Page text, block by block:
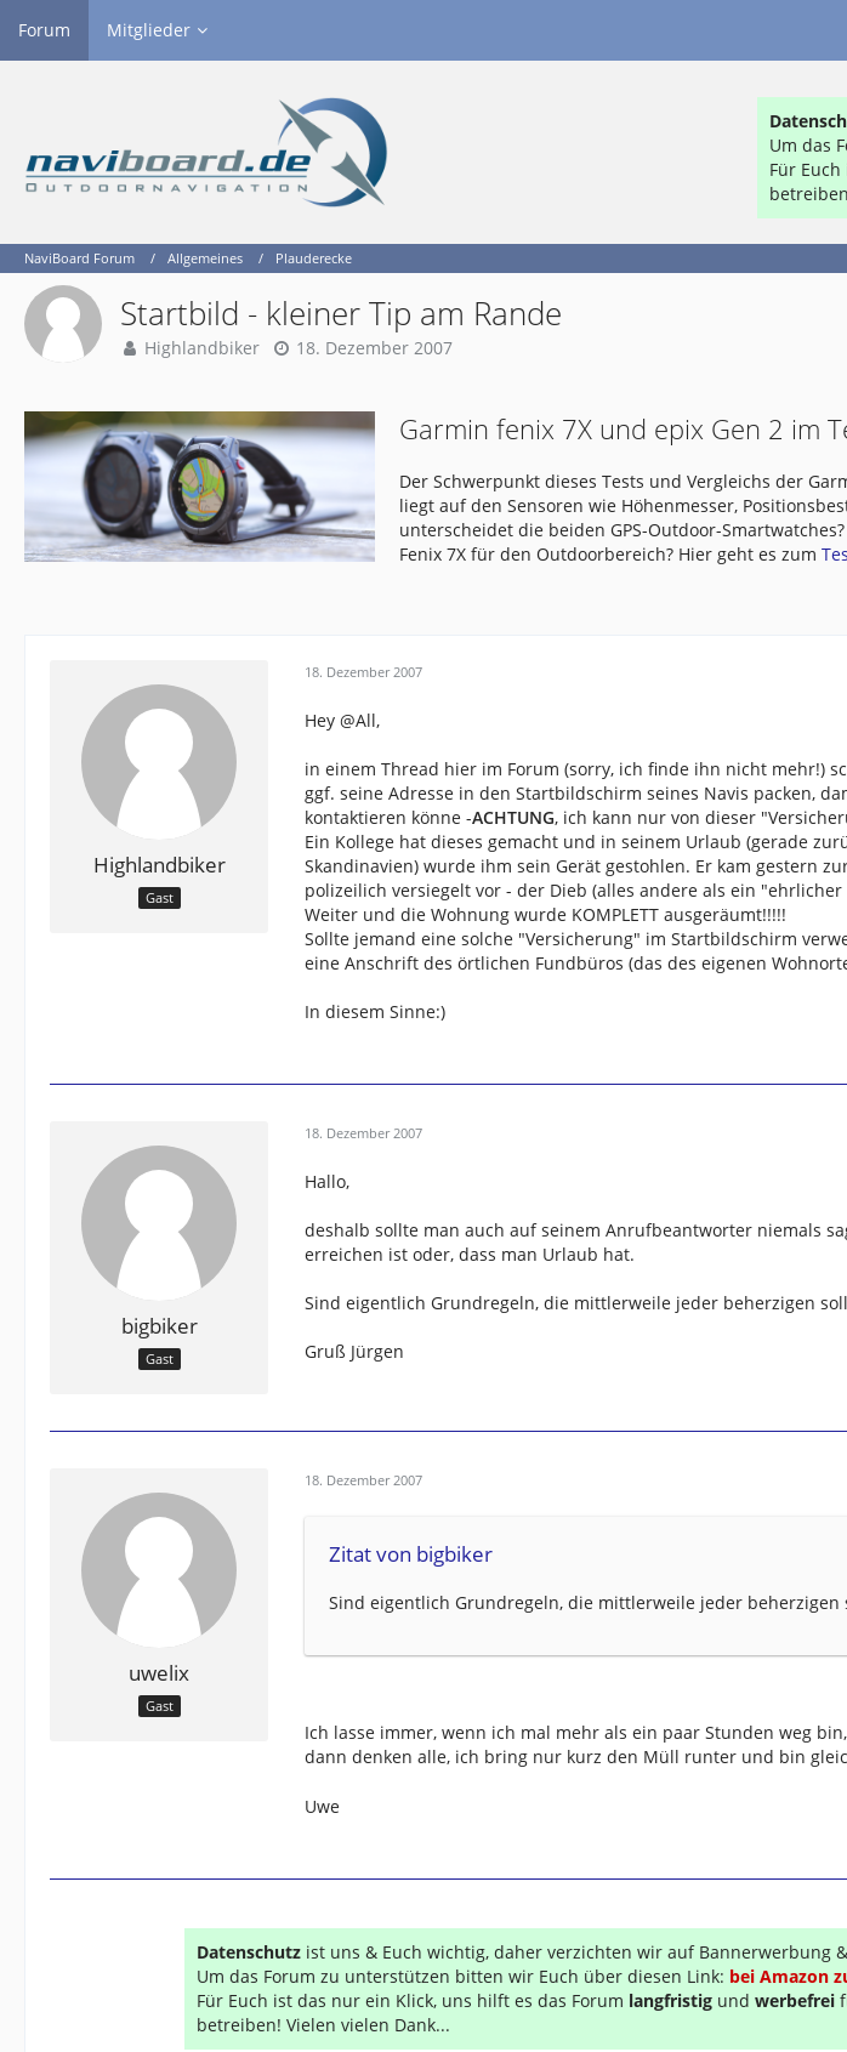
Forum Mitglieder
Um das
Für
NaviBoard Forum Allgemeines Plauderecke
Startbild - kleiner Tip am Rande
Highlandbiker 18. Dezember 2007
Garmin fenix 7X und epix Gen 2 im
Der Schwerpunkt dieses Tests und Vergleichs der
liegt auf den Sensoren wie Höhenmesser,
unterscheidet die beiden GPS-Outdoor-
Fenix 7X für den Outdoorbereich? Hier geht es zum
Highlandbiker
Gast
18. Dezember 2007
Hey @All,
in einem Thread hier im Forum (sorry, ich finde ihn nicht mehr!)
ggf. seine Adresse in den Startbildschirm seines Navis packen,
kontaktieren könne -ACHTUNG, ich kann nur von dieser
Ein Kollege hat dieses gemacht und in seinem Urlaub (gerade
Skandinavien) wurde ihm sein Gerät gestohlen. Er kam gestern
polizeilich versiegelt vor - der Dieb (alles andere als ein "ehrlicher
Weiter und die Wohnung wurde KOMPLETT ausgeräumt!!!!!
Sollte jemand eine solche "Versicherung" im Startbildschirm
eine Anschrift des örtlichen Fundbüros (das des eigenen
In diesem Sinne:)
bigbiker
Gast
18. Dezember 2007
Hallo,
deshalb sollte man auch auf seinem Anrufbeantworter niemals
erreichen ist oder, dass man Urlaub hat.
Sind eigentlich Grundregeln, die mittlerweile jeder beherzigen
Gruß Jürgen
uwelix
Gast
18. Dezember 2007
Zitat von bigbiker
Sind eigentlich Grundregeln, die mittlerweile jeder beherzigen
Ich lasse immer, wenn ich mal mehr als ein paar Stunden weg
dann denken alle, ich bring nur kurz den Müll runter und bin
Uwe
Datenschutz ist uns & Euch wichtig, daher verzichten wir auf Bannerwerbung
Um das Forum zu unterstützen bitten wir Euch über diesen Link: bei Amazon
Für Euch ist das nur ein Klick, uns hilft es das Forum langfristig und werbefrei
betreiben! Vielen vielen Dank...